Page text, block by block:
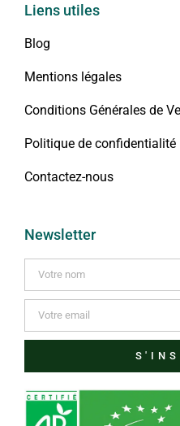
Liens utiles
Blog
Mentions légales
Conditions Générales de
Politique de confidentialité
Contactez-nous
Newsletter